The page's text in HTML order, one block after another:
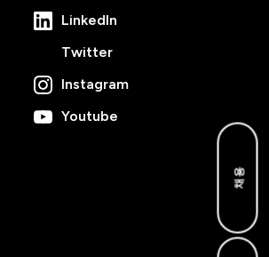
채용
LinkedIn
Twitter
Instagram
Youtube